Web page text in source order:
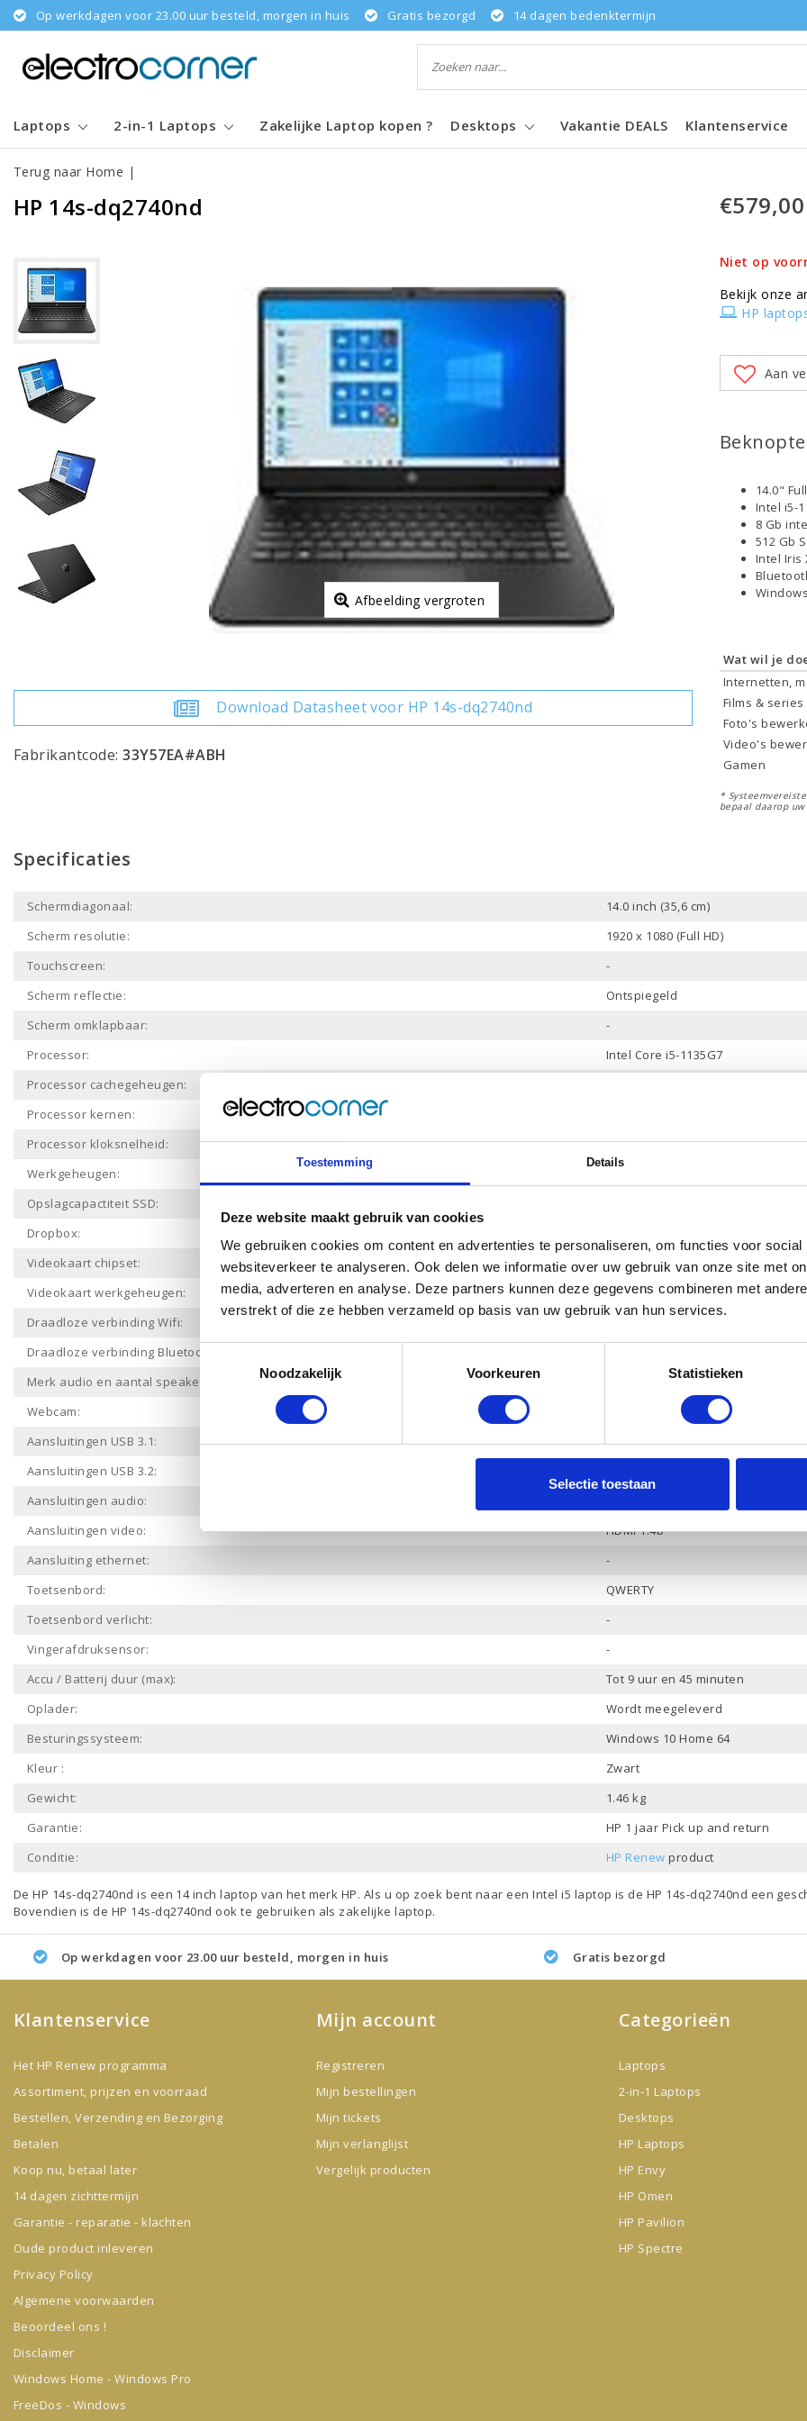
Toestemming Details
Deze website maakt gebruik van cookies
We gebruiken cookies om content en advertenties te personaliseren, om functies voor
websiteverkeer te analyseren. Ook delen we informatie over uw gebruik van onze site met
media, adverteren en analyse. Deze partners kunnen deze gegevens combineren met
verstrekt of die ze hebben verzameld op basis van uw gebruik van hun services.
Toestemmingsselectie
Noodzakelijk
Voorkeuren Statistieken
Selectie toestaan
Op werkdagen voor 23.00 uur besteld, morgen in huis Gratis bezorgd 14 dagen bedenktermijn
Laptops 2-in-1 Laptops Zakelijke Laptop kopen ? Desktops Vakantie DEALS Klantenservice
Terug naar Home |
HP 14s-dq2740nd
Afbeelding vergroten
Download Datasheet voor HP 14s-dq2740nd
Fabrikantcode:33Y57EA#ABH
€579,00
Niet op
Bekijk onze
HP
Aan
14.0"
Intel i5-
8 Gb
512 Gb
Intel Iris
Wat wil je
Internetten,
Films &
Foto's
Video's
Gamen
*
bepaal daarop uw
Specificaties
Schermdiagonaal:
14.0 inch (35,6 cm)
Scherm resolutie:
1920 x 1080 (Full HD)
Touchscreen:
-
Scherm reflectie:
Ontspiegeld
Scherm omklapbaar:
-
Processor:
Intel Core i5-1135G7
Processor cachegeheugen:
Processor kernen:
Processor kloksnelheid:
Tot 4.2 Ghz
Werkgeheugen:
Opslagcapactiteit SSD:
Dropbox:
Videokaart chipset:
Intel Iris Xe
Videokaart werkgeheugen:
-
Draadloze verbinding Wifi:
Draadloze verbinding Bluetooth:
Merk audio en aantal speakers:
HP Audio, 2 luidsprekers
Webcam:
Aansluitingen USB 3.1:
3
Aansluitingen USB 3.2:
Aansluitingen audio:
Aansluitingen video:
HDMI 1.4b
Aansluiting ethernet:
-
Toetsenbord:
QWERTY
Toetsenbord verlicht:
-
Vingerafdruksensor:
-
Accu / Batterij duur (max):
Tot 9 uur en 45 minuten
Oplader:
Wordt meegeleverd
Besturingssysteem:
Windows 10 Home 64
Kleur :
Zwart
Gewicht:
1.46 kg
Garantie:
HP 1 jaar Pick up and return
Conditie:
HP Renew product
De HP 14s-dq2740nd is een 14 inch laptop van het merk HP. Als u op zoek bent naar eenIntel i5 laptopis de HP 14s-dq2740nd een
Bovendien is de HP 14s-dq2740nd ook te gebruiken als zakelijke laptop.
Op werkdagen voor 23.00 uur besteld, morgen in huis Gratis bezorgd
Klantenservice
Het HP Renew programma
Assortiment, prijzen en voorraad
Bestellen, Verzending en Bezorging
Betalen
Koop nu, betaal later
14 dagen zichttermijn
Garantie - reparatie - klachten
Oude product inleveren
Privacy Policy
Algemene voorwaarden
Beoordeel ons !
Disclaimer
Windows Home - Windows Pro
FreeDos - Windows
Mijn account
Registreren
Mijn bestellingen
Mijn tickets
Mijn verlanglijst
Vergelijk producten
Categorieën
Laptops
2-in-1 Laptops
Desktops
HP Laptops
HP Envy
HP Omen
HP Pavilion
HP Spectre